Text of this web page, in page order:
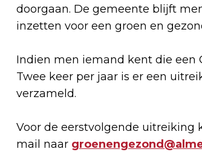
doorgaan. De gemeente blijft
inzetten voor een groen en
Indien men iemand kent die een
Twee keer per jaar is er een
verzameld.
Voor de eerstvolgende uitreiking
mail naar